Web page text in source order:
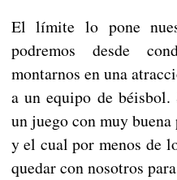
El límite lo pone
podremos desde
montarnos en una
a un equipo de
un juego con muy
y el cual por menos de
quedar con nosotros